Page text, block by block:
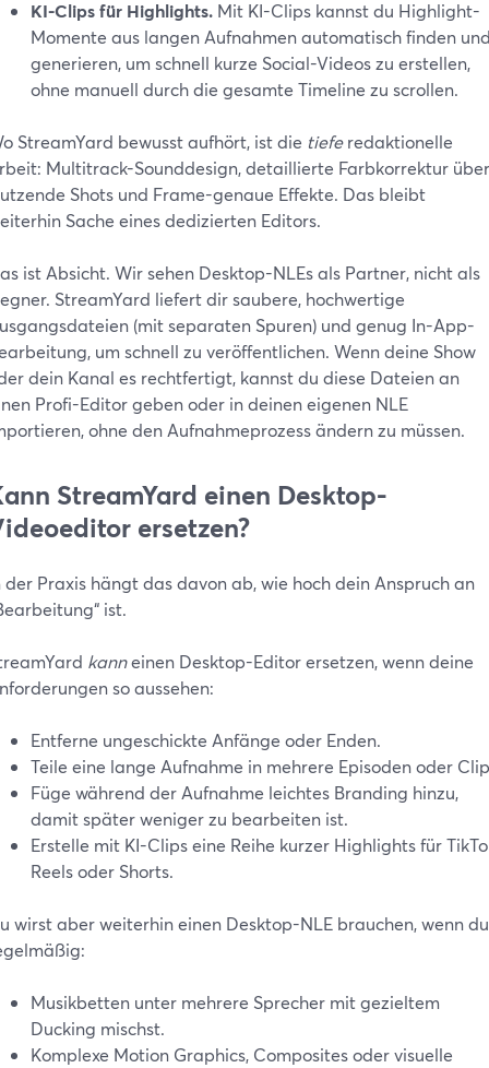
KI-Clips für Highlights.Mit KI-Clips kannst du Highlight-
Momente aus langen Aufnahmen automatisch finden
generieren, um schnell kurze Social-Videos zu erstellen,
ohne manuell durch die gesamte Timeline zu scrollen.
StreamYard bewusst aufhört, ist die tieferedaktionelle
Multitrack-Sounddesign, detaillierte Farbkorrektur über
Shots und Frame-genaue Effekte. Das bleibt
Sache eines dedizierten Editors.
ist Absicht. Wir sehen Desktop-NLEs als Partner, nicht als
StreamYard liefert dir saubere, hochwertige
(mit separaten Spuren) und genug In-App-
um schnell zu veröffentlichen. Wenn deine Show
dein Kanal es rechtfertigt, kannst du diese Dateien an
Profi-Editor geben oder in deinen eigenen NLE
ohne den Aufnahmeprozess ändern zu müssen.
StreamYard einen Desktop-
ersetzen?
der Praxis hängt das davon ab, wie hoch dein Anspruch an
ist.
kanneinen Desktop-Editor ersetzen, wenn deine
so aussehen:
Entferne ungeschickte Anfänge oder Enden.
Teile eine lange Aufnahme in mehrere Episoden oder
Füge während der Aufnahme leichtes Branding hinzu,
damit später weniger zu bearbeiten ist.
Erstelle mit KI-Clips eine Reihe kurzer Highlights für
Reels oder Shorts.
wirst aber weiterhin einen Desktop-NLE brauchen, wenn du
Musikbetten unter mehrere Sprecher mit gezieltem
Ducking mischst.
Komplexe Motion Graphics, Composites oder visuelle